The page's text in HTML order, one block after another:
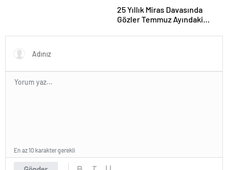
25 Yıllık Miras Davasında
Gözler Temmuz Ayındaki
En az 10 karakter gerekli